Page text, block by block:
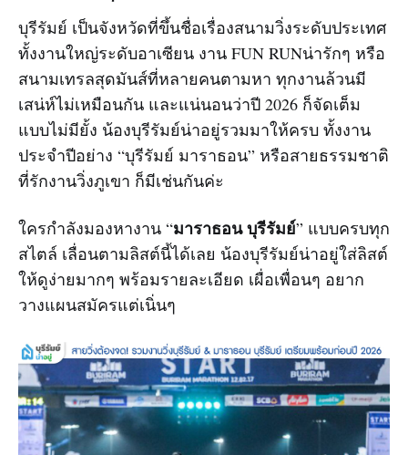
บุรีรัมย์ เป็นจังหวัดที่ขึ้นชื่อเรื่องสนามวิ่งระดับประเทศ
ทั้งงานใหญ่ระดับอาเซียน งาน FUN RUNน่ารักๆ หรือ
สนามเทรลสุดมันส์ที่หลายคนตามหา ทุกงานล้วนมี
เสน่ห์ไม่เหมือนกัน และแน่นอนว่าปี 2026 ก็จัดเต็ม
แบบไม่มียั้ง น้องบุรีรัมย์น่าอยู่รวมมาให้ครบ ทั้งงาน
ประจำปีอย่าง “บุรีรัมย์ มาราธอน” หรือสายธรรมชาติ
ที่รักงานวิ่งภูเขา ก็มีเช่นกันค่ะ
ใครกำลังมองหางาน “มาราธอน บุรีรัมย์” แบบครบทุก
สไตล์ เลื่อนตามลิสต์นี้ได้เลย น้องบุรีรัมย์น่าอยู่ใส่ลิสต์
ให้ดูง่ายมากๆ พร้อมรายละเอียด เผื่อเพื่อนๆ อยาก
วางแผนสมัครแต่เนิ่นๆ